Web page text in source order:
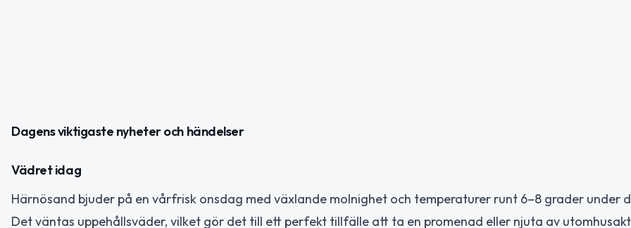
Dagens viktigaste nyheter och händelser
Vädret idag
Härnösand bjuder på en vårfrisk onsdag med växlande molnighet och temperaturer runt 6–8 grader under
Det väntas uppehållsväder, vilket gör det till ett perfekt tillfälle att ta en promenad eller njuta av